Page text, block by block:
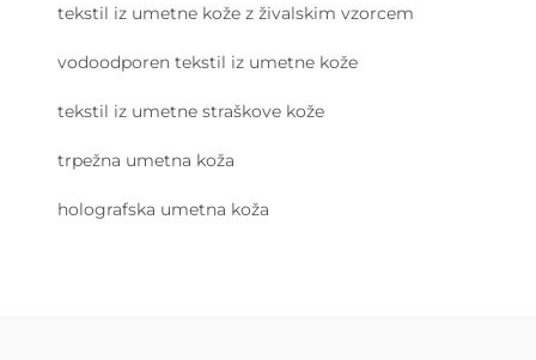
tekstil iz umetne kože z živalskim vzorcem
vodoodporen tekstil iz umetne kože
tekstil iz umetne straškove kože
trpežna umetna koža
holografska umetna koža